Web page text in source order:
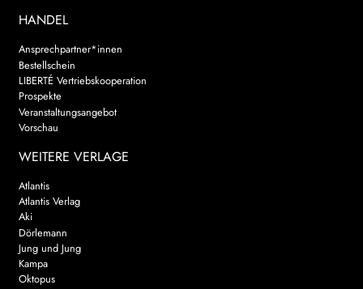
HANDEL
Ansprechpartner*innen
Bestellschein
LIBERTÉ Vertriebskooperation
Prospekte
Veranstaltungsangebot
Vorschau
WEITERE VERLAGE
Atlantis
Atlantis Verlag
Aki
Dörlemann
Jung und Jung
Kampa
Oktopus